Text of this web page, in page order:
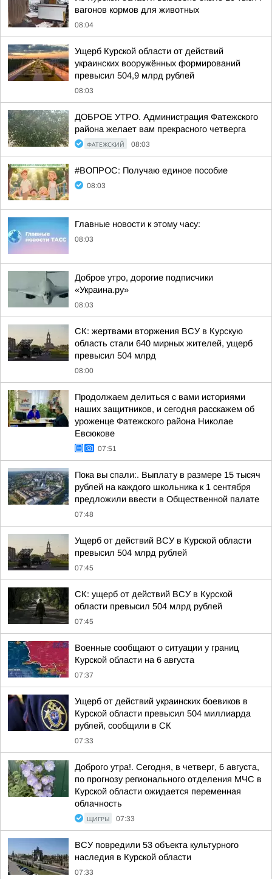
вагонов кормов для животных
08:04
Ущерб Курской области от действий
украинских вооружённых формирований
превысил 504,9 млрд рублей
08:03
ДОБРОЕ УТРО. Администрация Фатежского
района желает вам прекрасного четверга
ФАТЕЖСКИЙ 08:03
#ВОПРОС: Получаю единое пособие
08:03
Главные новости к этому часу:
08:03
Доброе утро, дорогие подписчики
«Украина.ру»
08:03
СК: жертвами вторжения ВСУ в Курскую
область стали 640 мирных жителей, ущерб
превысил 504 млрд
08:00
Продолжаем делиться с вами историями
наших защитников, и сегодня расскажем об
уроженце Фатежского района Николае
Евсюкове
07:51
Пока вы спали:. Выплату в размере 15 тысяч
рублей на каждого школьника к 1 сентября
предложили ввести в Общественной палате
07:48
Ущерб от действий ВСУ в Курской области
превысил 504 млрд рублей
07:45
СК: ущерб от действий ВСУ в Курской
области превысил 504 млрд рублей
07:45
Военные сообщают о ситуации у границ
Курской области на 6 августа
07:37
Ущерб от действий украинских боевиков в
Курской области превысил 504 миллиарда
рублей, сообщили в СК
07:33
Доброго утра!. Сегодня, в четверг, 6 августа,
по прогнозу регионального отделения МЧС в
Курской области ожидается переменная
облачность
ЩИГРЫ 07:33
ВСУ повредили 53 объекта культурного
наследия в Курской области
07:33